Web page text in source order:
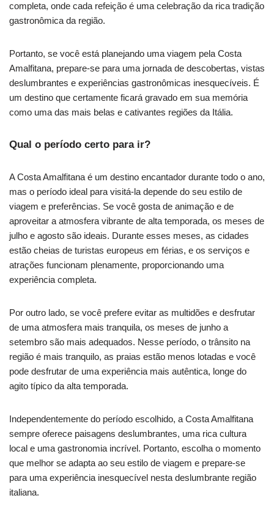
completa, onde cada refeição é uma celebração da rica tradição
gastronômica da região.
Portanto, se você está planejando uma viagem pela Costa
Amalfitana, prepare-se para uma jornada de descobertas, vistas
deslumbrantes e experiências gastronômicas inesquecíveis. É
um destino que certamente ficará gravado em sua memória
como uma das mais belas e cativantes regiões da Itália.
Qual o período certo para ir?
A Costa Amalfitana é um destino encantador durante todo o ano,
mas o período ideal para visitá-la depende do seu estilo de
viagem e preferências. Se você gosta de animação e de
aproveitar a atmosfera vibrante de alta temporada, os meses de
julho e agosto são ideais. Durante esses meses, as cidades
estão cheias de turistas europeus em férias, e os serviços e
atrações funcionam plenamente, proporcionando uma
experiência completa.
Por outro lado, se você prefere evitar as multidões e desfrutar
de uma atmosfera mais tranquila, os meses de junho a
setembro são mais adequados. Nesse período, o trânsito na
região é mais tranquilo, as praias estão menos lotadas e você
pode desfrutar de uma experiência mais autêntica, longe do
agito típico da alta temporada.
Independentemente do período escolhido, a Costa Amalfitana
sempre oferece paisagens deslumbrantes, uma rica cultura
local e uma gastronomia incrível. Portanto, escolha o momento
que melhor se adapta ao seu estilo de viagem e prepare-se
para uma experiência inesquecível nesta deslumbrante região
italiana.